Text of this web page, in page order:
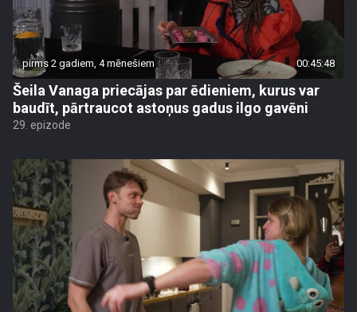
pirms 2 gadiem, 4 mēnešiem 00:45:48
Šeila Vanaga priecājas par ēdieniem, kurus var
baudīt, pārtraucot astoņus gadus ilgo gavēni
29. epizode